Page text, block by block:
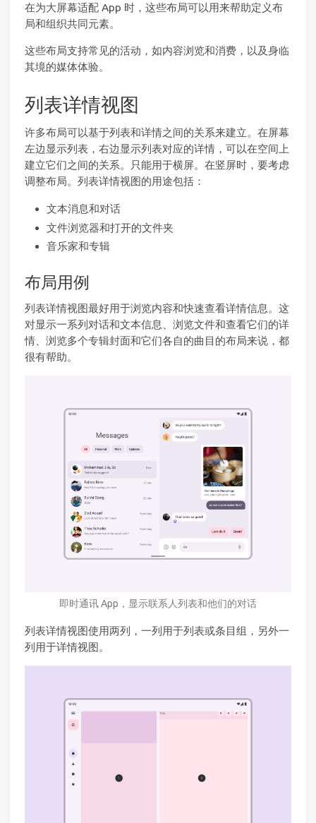
在为大屏幕适配 App 时，这些布局可以用来帮助定义布
局和组织共同元素。
这些布局支持常见的活动，如内容浏览和消费，以及身临
其境的媒体体验。
列表详情视图
许多布局可以基于列表和详情之间的关系来建立。在屏幕
左边显示列表，右边显示列表对应的详情，可以在空间上
建立它们之间的关系。只能用于横屏。在竖屏时，要考虑
调整布局。列表详情视图的用途包括：
文本消息和对话
文件浏览器和打开的文件夹
音乐家和专辑
布局用例
列表详情视图最好用于浏览内容和快速查看详情信息。这
对显示一系列对话和文本信息、浏览文件和查看它们的详
情、浏览多个专辑封面和它们各自的曲目的布局来说，都
很有帮助。
即时通讯 App，显示联系人列表和他们的对话
列表详情视图使用两列，一列用于列表或条目组，另外一
列用于详情视图。